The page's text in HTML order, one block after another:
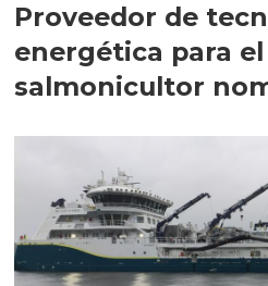
Proveedor de
energética para
salmonicultor